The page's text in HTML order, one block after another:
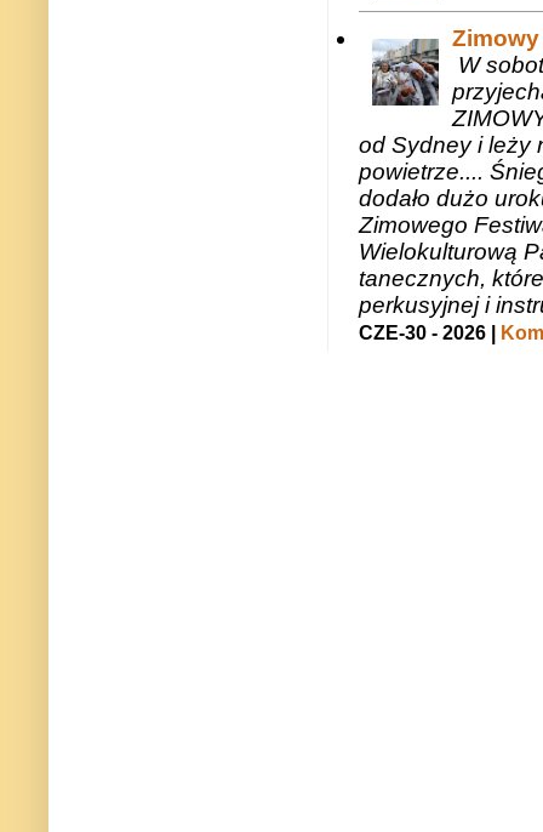
W
od Sydney i leży
powietrze....
dodało dużo
Zimowego
Wielokulturową
tanecznych,
perkusyjnej i
CZE-30 - 2026 |